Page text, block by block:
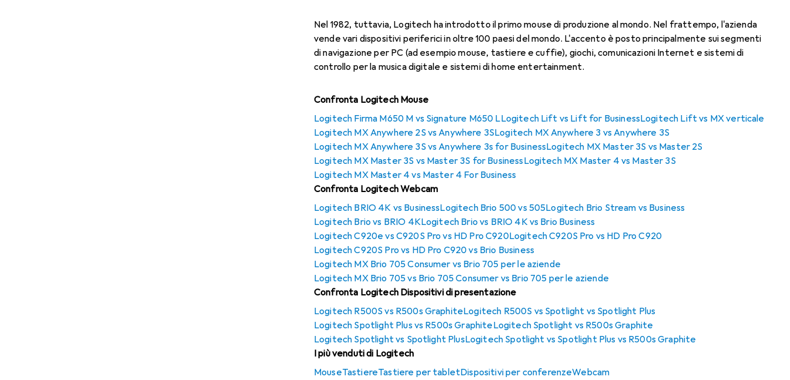
Nel 1982, tuttavia, Logitech ha introdotto il primo mouse di produzione al mondo. Nel frattempo, l'azienda
vende vari dispositivi periferici in oltre 100 paesi del mondo. L'accento è posto principalmente sui segmenti
di navigazione per PC (ad esempio mouse, tastiere e cuffie), giochi, comunicazioni Internet e sistemi di
controllo per la musica digitale e sistemi di home entertainment.
Confronta Logitech Mouse
Logitech Firma M650 M vs Signature M650 LLogitech Lift vs Lift for BusinessLogitech Lift vs MX verticale
Logitech MX Anywhere 2S vs Anywhere 3SLogitech MX Anywhere 3 vs Anywhere 3S
Logitech MX Anywhere 3S vs Anywhere 3s for BusinessLogitech MX Master 3S vs Master 2S
Logitech MX Master 3S vs Master 3S for BusinessLogitech MX Master 4 vs Master 3S
Logitech MX Master 4 vs Master 4 For Business
Confronta Logitech Webcam
Logitech BRIO 4K vs BusinessLogitech Brio 500 vs 505Logitech Brio Stream vs Business
Logitech Brio vs BRIO 4KLogitech Brio vs BRIO 4K vs Brio Business
Logitech C920e vs C920S Pro vs HD Pro C920Logitech C920S Pro vs HD Pro C920
Logitech C920S Pro vs HD Pro C920 vs Brio Business
Logitech MX Brio 705 Consumer vs Brio 705 per le aziende
Logitech MX Brio 705 vs Brio 705 Consumer vs Brio 705 per le aziende
Confronta Logitech Dispositivi di presentazione
Logitech R500S vs R500s GraphiteLogitech R500S vs Spotlight vs Spotlight Plus
Logitech Spotlight Plus vs R500s GraphiteLogitech Spotlight vs R500s Graphite
Logitech Spotlight vs Spotlight PlusLogitech Spotlight vs Spotlight Plus vs R500s Graphite
I più venduti di Logitech
MouseTastiereTastiere per tabletDispositivi per conferenzeWebcam